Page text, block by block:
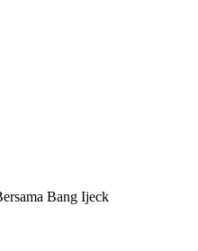
Bang Ijeck